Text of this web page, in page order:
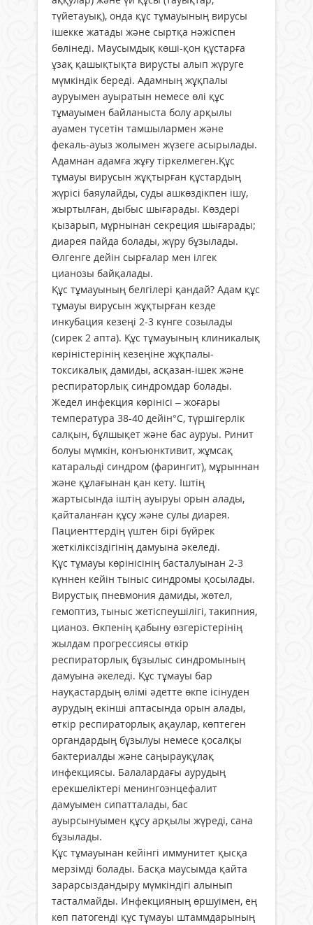
түйетауық), онда құс тұмауының вирусы
ішекке жатады және сыртқа нәжіспен
бөлінеді. Маусымдық көші-қон құстарға
ұзақ қашықтықта вирусты алып жүруге
мүмкіндік береді. Адамның жұқпалы
ауруымен ауыратын немесе өлі құс
тұмауымен байланыста болу арқылы
ауамен түсетін тамшылармен және
фекаль-ауыз жолымен жүзеге асырылады.
Адамнан адамға жұғу тіркелмеген.Құс
тұмауы вирусын жұқтырған құстардың
жүрісі баяулайды, суды ашкөздікпен ішу,
жыртылған, дыбыс шығарады. Көздері
қызарып, мұрнынан секреция шығарады;
диарея пайда болады, жүру бұзылады.
Өлгенге дейін сырғалар мен ілгек
цианозы байқалады.
Құс тұмауының белгілері қандай? Адам құс
тұмауы вирусын жұқтырған кезде
инкубация кезеңі 2-3 күнге созылады
(сирек 2 апта). Құс тұмауының клиникалық
көріністерінің кезеңіне жұқпалы-
токсикалық дамиды, асқазан-ішек және
респираторлық синдромдар болады.
Жедел инфекция көрінісі – жоғары
температура 38-40 дейін°С, түршігерлік
салқын, бұлшықет және бас ауруы. Ринит
болуы мүмкін, конъюнктивит, жұмсақ
катаральді синдром (фарингит), мұрыннан
және құлағынан қан кету. Іштің
жартысында іштің ауыруы орын алады,
қайталанған құсу және сулы диарея.
Пациенттердің үштен бірі бүйрек
жеткіліксіздігінің дамуына әкеледі.
Құс тұмауы көрінісінің басталуынан 2-3
күннен кейін тыныс синдромы қосылады.
Вирустық пневмония дамиды, жөтел,
гемоптиз, тыныс жетіспеушілігі, такипния,
цианоз. Өкпенің қабыну өзгерістерінің
жылдам прогрессиясы өткір
респираторлық бұзылыс синдромының
дамуына әкеледі. Құс тұмауы бар
науқастардың өлімі әдетте өкпе ісінуден
аурудың екінші аптасында орын алады,
өткір респираторлық ақаулар, көптеген
органдардың бұзылуы немесе қосалқы
бактериалды және саңырауқұлақ
инфекциясы. Балалардағы аурудың
ерекшеліктері менингоэнцефалит
дамуымен сипатталады, бас
ауырсынуымен құсу арқылы жүреді, сана
бұзылады.
Құс тұмауынан кейінгі им­му­нитет қысқа
мерзімді бола­ды. Басқа маусымда қайта
зарарсыздандыру мүмкін­дігі алынып
тасталмайды. Ин­фек­цияның өршуімен, ең
көп патогенді құс тұмауы штам­м­дарының